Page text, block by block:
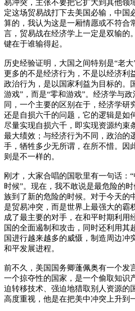
易冲突，主张不要把它扩大到其他领
定这场贸易战打下去美国必输，中国
算的，我认为这是一厢情愿或不符合
言，贸易战在经济学上一定是双输的
键在于谁输得起。
历史经验证明，大国之间特别是“老大
更多的不是经济行为，不是以经济利
政治行为，是以国家利益为目标的。
游戏”，而是“零和游戏”。经济学与
同，一个主要的区别在于，经济学研
还是自损六千的问题，它的逻辑是如
尽量实现自损六千，即实现资源约束
最大绩效；与经济行为不同，政治的
手，牺牲多少无所谓，在所不惜。因
则是不一样的。
刚才，大家合唱的国歌里有一句话：
时候”。现在，我不敢说是最危险的
族到了新的危险的时候。对于今天的
是贸易冲突，而是世界上最强大的霸
成了最主要的对手，在和平时期利用
国的全面遏制和攻击，同时还利用其
国进行越来越多的威慑，制造周边冲
和平发展进程。
前不久，美国国务卿蓬佩奥有一个发
一个掠夺性的国家，是一个偷取知识
迫转移技术、强迫地猎取别人资源的
高度重视，他是在把美中冲突上升到